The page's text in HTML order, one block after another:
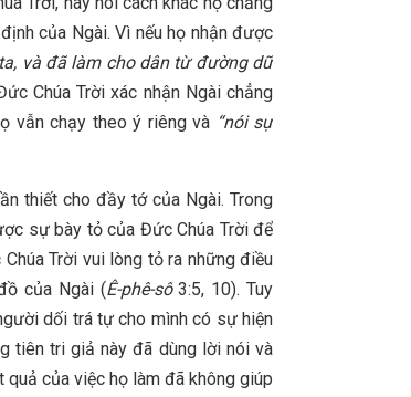
của Ngài. Vì nếu họ nhận được
và đã làm cho dân từ đường dữ
Chúa Trời xác nhận Ngài chẳng
vẫn chạy theo ý riêng và “nói sự
thiết cho đầy tớ của Ngài. Trong
sự bày tỏ của Đức Chúa Trời để
Trời vui lòng tỏ ra những điều
của Ngài (Ê-phê-sô3:5, 10). Tuy
dối trá tự cho mình có sự hiện
tiên tri giả này đã dùng lời nói và
của việc họ làm đã không giúp